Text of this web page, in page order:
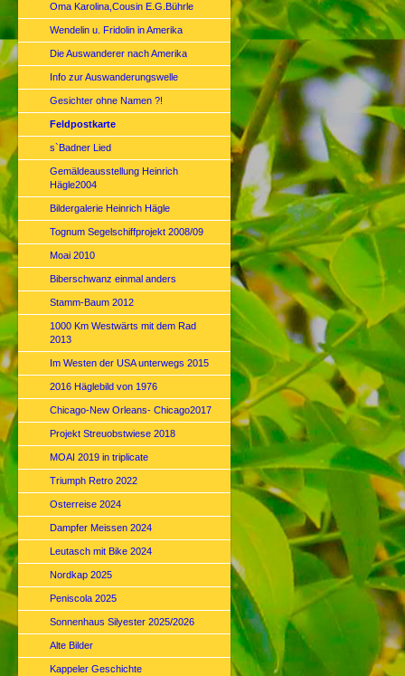
Oma Karolina,Cousin E.G.Bührle
Wendelin u. Fridolin in Amerika
Die Auswanderer nach Amerika
Info zur Auswanderungswelle
Gesichter ohne Namen ?!
Feldpostkarte
s`Badner Lied
Gemäldeausstellung Heinrich
Hägle2004
Bildergalerie Heinrich Hägle
Tognum Segelschiffprojekt 2008/09
Moai 2010
Biberschwanz einmal anders
Stamm-Baum 2012
1000 Km Westwärts mit dem Rad
2013
Im Westen der USA unterwegs 2015
2016 Häglebild von 1976
Chicago-New Orleans- Chicago2017
Projekt Streuobstwiese 2018
MOAI 2019 in triplicate
Triumph Retro 2022
Osterreise 2024
Dampfer Meissen 2024
Leutasch mit Bike 2024
Nordkap 2025
Peniscola 2025
Sonnenhaus Silyester 2025/2026
Alte Bilder
Kappeler Geschichte